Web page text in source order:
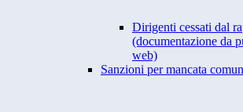
Dirigenti cessati dal
(documentazione da
web)
Sanzioni per mancata